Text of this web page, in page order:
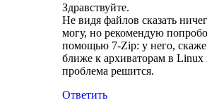
Здравствуйте.
Не видя файлов сказать
могу, но рекомендую
помощью 7-Zip: у него,
ближе к архиваторам в
проблема решится.
Ответить